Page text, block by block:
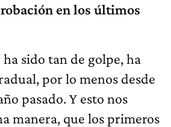
en los últimos
sido tan de golpe, ha
por lo menos desde
pasado. Y esto nos
manera, que los primeros